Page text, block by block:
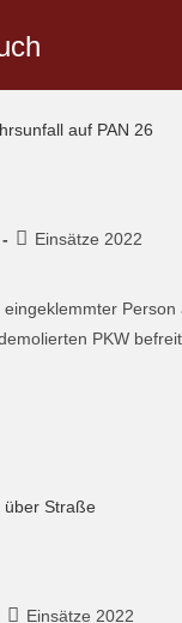
Einsätze 2022
PKW
Einsätze 2022